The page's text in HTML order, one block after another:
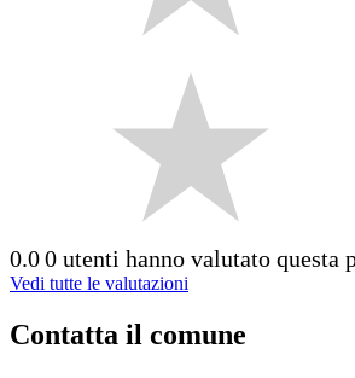
0.00 utenti hanno valutato questa
Vedi tutte le valutazioni
Contatta il comune